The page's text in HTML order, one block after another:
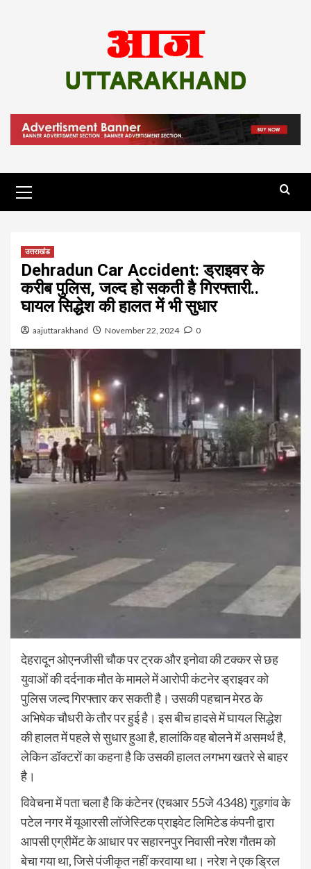
Menu
उत्तराखंड
Dehradun Car Accident: ड्राइवर के
करीब पुलिस, जल्द हो सकती है गिरफ्तारी..
घायल सिद्धेश की हालत में भी सुधार
aajuttarakhand November 22, 2024 0
देहरादून ओएनजीसी चौक पर ट्रक और इनोवा की टक्कर से छह
युवाओं की दर्दनाक मौत के मामले में आरोपी कंटनेर ड्राइवर को
पुलिस जल्द गिरफ्तार कर सकती है। उसकी पहचान मेरठ के
अभिषेक चौधरी के तौर पर हुई है। इस बीच हादसे में घायल सिद्धेश
की हालत में पहले से सुधार हुआ है, हालांकि वह बोलने में असमर्थ है,
लेकिन डॉक्टरों का कहना है कि उसकी हालत लगभग खतरे से बाहर
है।
विवेचना में पता चला है कि कंटेनर (एचआर 55जे 4348) गुड़गांव के
पटेल नगर में यूआरसी लॉजेस्टिक प्राइवेट लिमिटेड कंपनी द्वारा
आपसी एग्रीमेंट के आधार पर सहारनपुर निवासी नरेश गौतम को
बेचा गया था, जिसे पंजीकृत नहीं करवाया था। नरेश ने एक ड्रिल